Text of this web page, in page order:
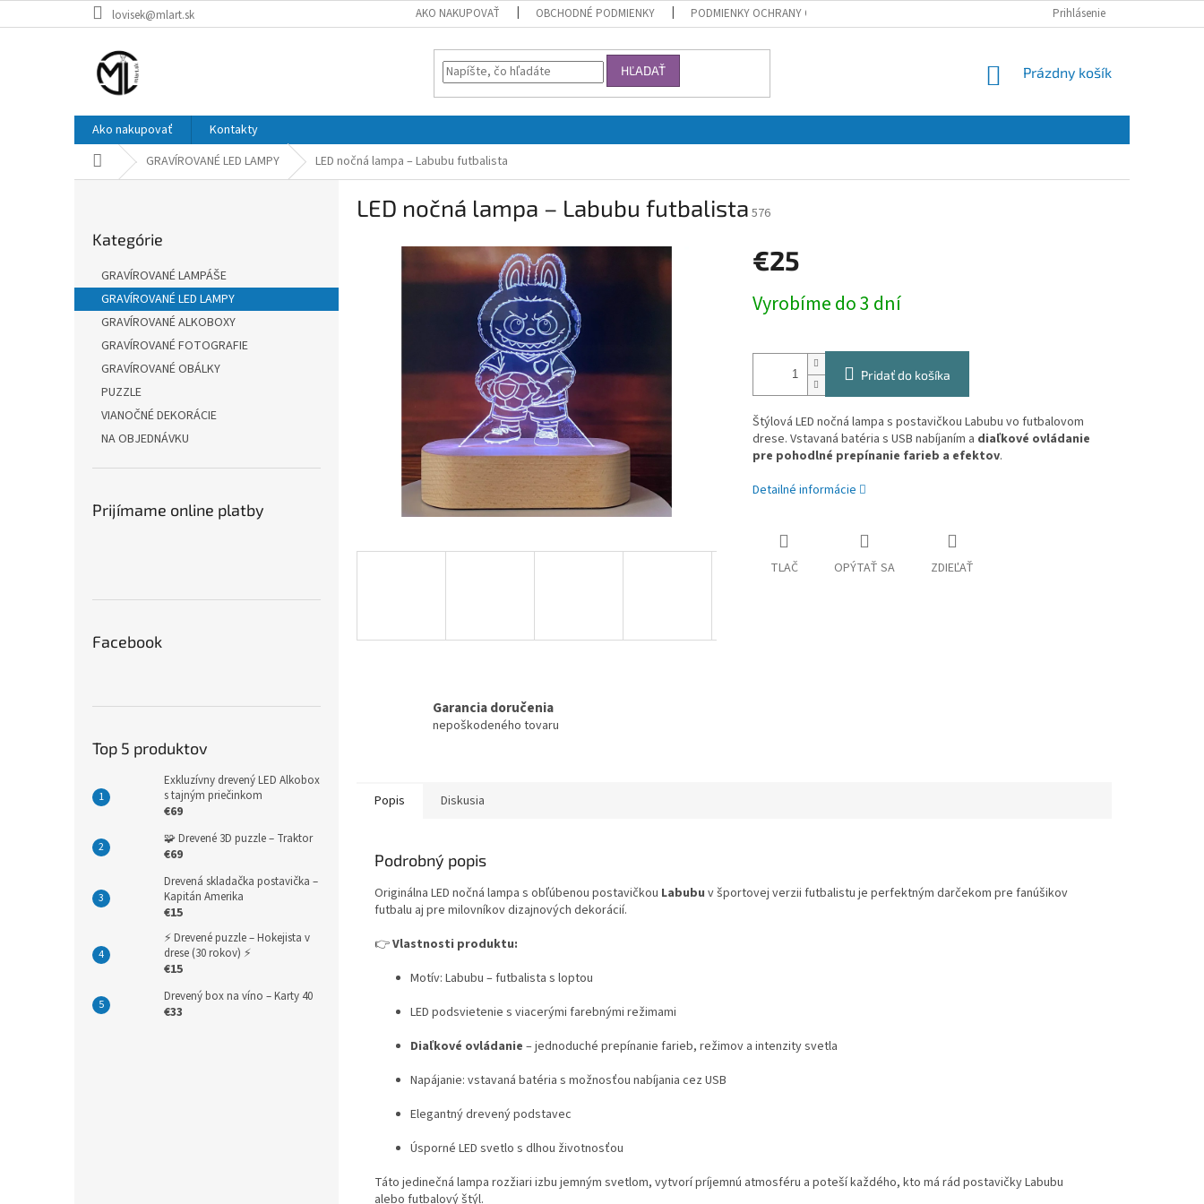
na
lovisek@mlart.sk AKO NAKUPOVAŤ OBCHODNÉ PODMIENKY PODMIENKY OCHRANY OSOBNÝCH ÚDAJOV Prihlásenie
HĽADAŤ
NÁKUPNÝ
Prázdny košík
Ako nakupovať
Kontakty
Domov GRAVÍROVANÉ LED LAMPY LED nočná lampa – Labubu futbalista
p
a
kategórie
Kategórie
GRAVÍROVANÉ LAMPÁŠE
GRAVÍROVANÉ LED LAMPY
GRAVÍROVANÉ ALKOBOXY
GRAVÍROVANÉ FOTOGRAFIE
GRAVÍROVANÉ OBÁLKY
PUZZLE
VIANOČNÉ DEKORÁCIE
NA OBJEDNÁVKU
Prijímame online platby
Facebook
Top 5 produktov
Exkluzívny drevený LED Alkobox
s tajným priečinkom
€69
🧩 Drevené 3D puzzle – Traktor
€69
Drevená skladačka postavička –
Kapitán Amerika
€15
⚡ Drevené puzzle – Hokejista v
drese (30 rokov) ⚡
€15
Drevený box na víno – Karty 40
€33
LED nočná lampa – Labubu futbalista 576
€25
cena:
Vyrobíme do 3 dní
Pridať do košíka
Štýlová LED nočná lampa s postavičkou Labubu vo futbalovom
drese. Vstavaná batéria s USB nabíjaním a diaľkové ovládanie
pre pohodlné prepínanie farieb a efektov.
Detailné informácie
TLAČ OPÝTAŤ SA ZDIEĽAŤ
Garancia doručenia
nepoškodeného tovaru
Popis Diskusia
Podrobný popis
Originálna LED nočná lampa s obľúbenou postavičkou Labubu v športovej verzii futbalistu je perfektným darčekom pre fanúšikov
futbalu aj pre milovníkov dizajnových dekorácií.
👉Vlastnosti produktu:
Motív: Labubu – futbalista s loptou
LED podsvietenie s viacerými farebnými režimami
Diaľkové ovládanie – jednoduché prepínanie farieb, režimov a intenzity svetla
Napájanie: vstavaná batéria s možnosťou nabíjania cez USB
Elegantný drevený podstavec
Úsporné LED svetlo s dlhou životnosťou
Táto jedinečná lampa rozžiari izbu jemným svetlom, vytvorí príjemnú atmosféru a poteší každého, kto má rád postavičky Labubu
alebo futbalový štýl.